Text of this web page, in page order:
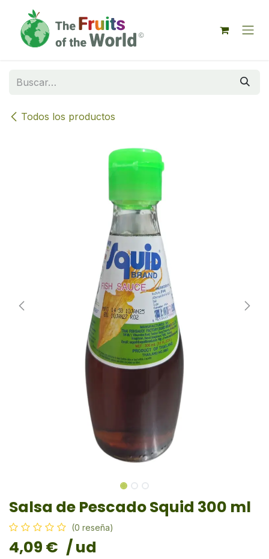
Todos los productos
Salsa de Pescado Squid 300 ml
(0 reseña)
4,09 € / ud